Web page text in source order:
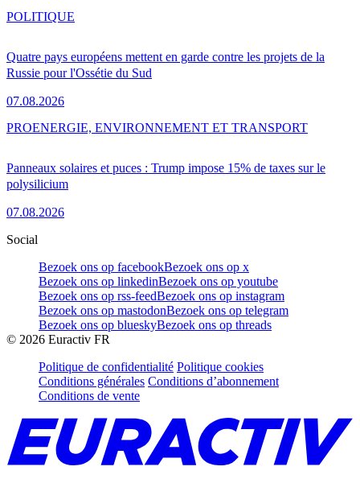
Quatre pays européens mettent en garde contre les projets de la
Russie pour l'Ossétie du Sud
07.08.2026
POLITIQUE
Panneaux solaires et puces : Trump impose 15% de taxes sur le
polysilicium
07.08.2026
PROENERGIE, ENVIRONNEMENT ET TRANSPORT
Social
Bezoek ons op facebookBezoek ons op x
Bezoek ons op linkedinBezoek ons op youtube
Bezoek ons op rss-feedBezoek ons op instagram
Bezoek ons op mastodonBezoek ons op telegram
Bezoek ons op blueskyBezoek ons op threads
© 2026 Euractiv FR
Politique de confidentialité Politique cookies
Conditions générales Conditions d’abonnement
Conditions de vente